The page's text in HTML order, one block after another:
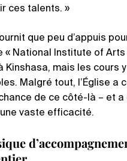
ces talents. »
que peu d’appuis
« National Institute of
Kinshasa, mais les cours
Malgré tout, l’Église a
de ce côté-là – et a
vaste efficacité.